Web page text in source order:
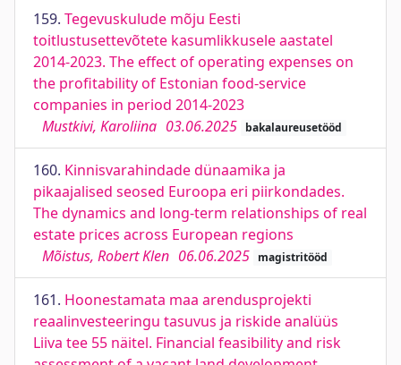
159. Tegevuskulude mõju Eesti
toitlustusettevõtete kasumlikkusele aastatel
2014-2023. The effect of operating expenses on
the profitability of Estonian food-service
companies in period 2014-2023
Mustkivi, Karoliina 03.06.2025 bakalaureusetööd
160. Kinnisvarahindade dünaamika ja
pikaajalised seosed Euroopa eri piirkondades.
The dynamics and long-term relationships of real
estate prices across European regions
Mõistus, Robert Klen 06.06.2025 magistritööd
161. Hoonestamata maa arendusprojekti
reaalinvesteeringu tasuvus ja riskide analüüs
Liiva tee 55 näitel. Financial feasibility and risk